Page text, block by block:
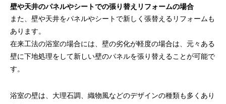
壁や天井のパネルやシートでの張り替えリフォームの場合
また、壁や天井をパネルやシートで新しく張替えるリフォームも
あります。
在来工法の浴室の場合には、壁の劣化が軽度の場合は、元々ある
壁に下地処理をして新しい壁のパネルを張り替えることが可能で
す。
浴室の壁は、大理石調、織物風などのデザインの種類も多くあり